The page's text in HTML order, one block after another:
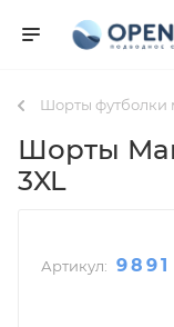
Шорты футболки
Шорты
3XL
Артикул: 9891